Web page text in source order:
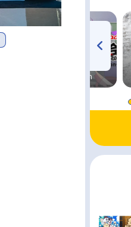
radio 大直会 2nd season